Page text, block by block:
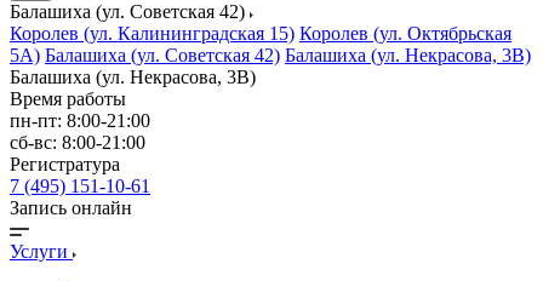
Балашиха (ул. Советская 42)
Королев (ул. Калининградская 15) Королев (ул. Октябрьская
5А) Балашиха (ул. Советская 42) Балашиха (ул. Некрасова, 3В)
Балашиха (ул. Некрасова, 3В)
Время работы
пн-пт: 8:00-21:00
сб-вс: 8:00-21:00
Регистратура
7 (495) 151-10-61
Запись онлайн
Услуги